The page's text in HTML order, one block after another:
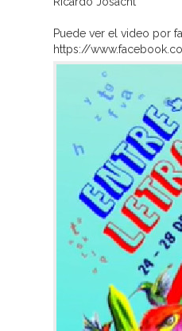
Puede ver el video por
https://